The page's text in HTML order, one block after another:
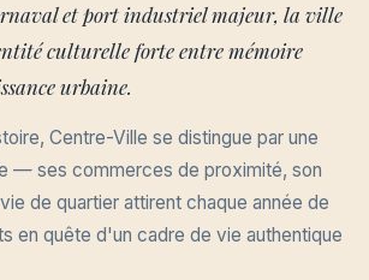
et port industriel majeur, la ville
culturelle forte entre mémoire
urbaine.
Centre-Ville se distingue par une
— ses commerces de proximité, son
de quartier attirent chaque année de
en quête d'un cadre de vie authentique